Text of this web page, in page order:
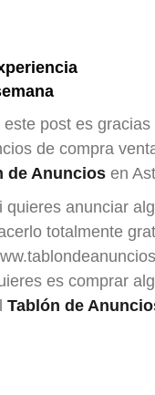
post es gracias
de compra
de Anuncios en
quieres anunciar
totalmente
es comprar
Tablón de